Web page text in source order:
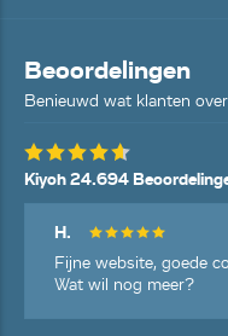
Beoordelingen
Benieuwd wat klanten
Kiyoh 24.694
H.
Fijne website, goede
Wat wil nog meer?